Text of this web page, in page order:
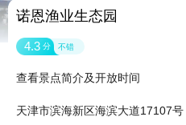
诺恩渔业生态园
4.3 分 不错
查看景点简介及开放时间
天津市滨海新区海滨大道17107号